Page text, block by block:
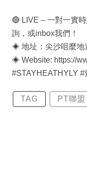
🔴 LIVE – 一對一實
詢，或inbox我們！
◈ 地址：尖沙咀麼地
◈ Website: https://
#STAYHEATHYLY #
TAG PT聯盟